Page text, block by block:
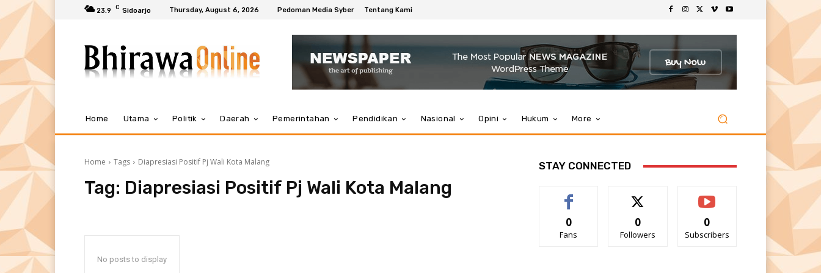
23.9 C Sidoarjo Thursday, August 6, 2026 Pedoman Media Syber Tentang Kami
Home Utama Politik Daerah Pemerintahan Pendidikan Nasional Opini Hukum More
Home Tags Diapresiasi Positif Pj Wali Kota Malang
Tag: Diapresiasi Positif Pj Wali Kota Malang
No posts to display
STAY CONNECTED
0
Fans
0
Followers
0
Subscribers